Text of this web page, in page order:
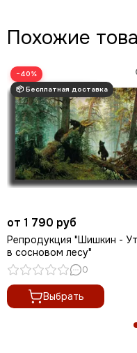
Похожие
−40%
от 1 790 руб
Репродукция "Шишкин -
в сосновом лесу"
0
Выбрать